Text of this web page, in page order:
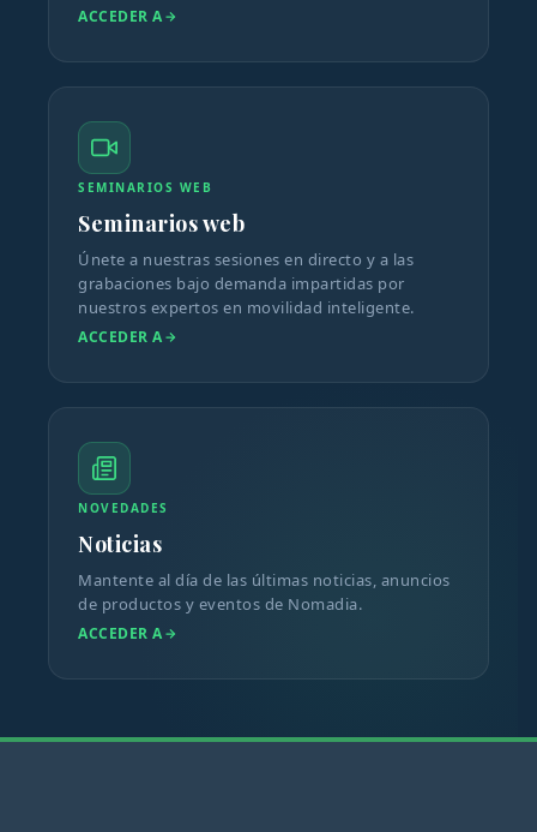
ACCEDER A
SEMINARIOS WEB
Seminarios web
Únete a nuestras sesiones en directo y a las
grabaciones bajo demanda impartidas por
nuestros expertos en movilidad inteligente.
ACCEDER A
NOVEDADES
Noticias
Mantente al día de las últimas noticias, anuncios
de productos y eventos de Nomadia.
ACCEDER A